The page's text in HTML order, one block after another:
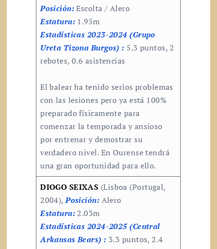
Posición:Escolta / Alero
Estatura: 1.95m
Estadísticas 2023-2024 (Grupo
Ureta Tizona Burgos) : 5.3 puntos, 2
rebotes, 0.6 asistencias
El balear ha tenido serios problemas
con las lesiones pero ya está 100%
preparado físicamente para
comenzar la temporada y ansioso
por entrenar y demostrar su
verdadero nivel. En Ourense tendrá
una gran oportunidad para ello.
DIOGO SEIXAS (Lisboa (Portugal,
2004),Posición: Alero
Estatura: 2.03m
Estadísticas 2024-2025 (Central
Arkansas Bears) : 3.3 puntos, 2.4